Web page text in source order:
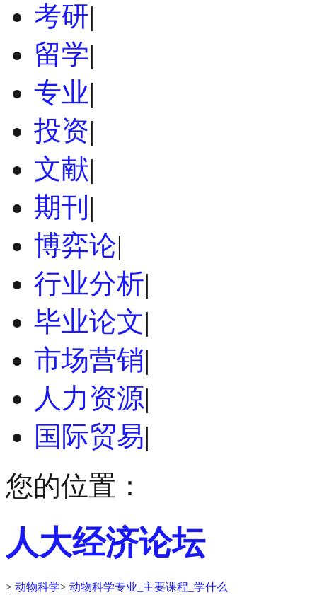
考研|
留学|
专业|
投资|
文献|
期刊 |
博弈论|
行业分析|
毕业论文|
市场营销|
人力资源|
国际贸易|
您的位置：
人大经济论坛
> 动物科学> 动物科学专业_主要课程_学什么